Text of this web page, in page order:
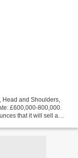
Head and Shoulders,
£600,000-800,000.
that it will sell a